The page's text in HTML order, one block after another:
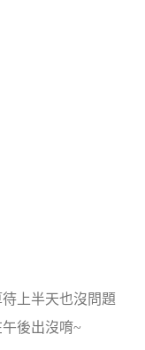
上半天也沒問題
後出沒唷~